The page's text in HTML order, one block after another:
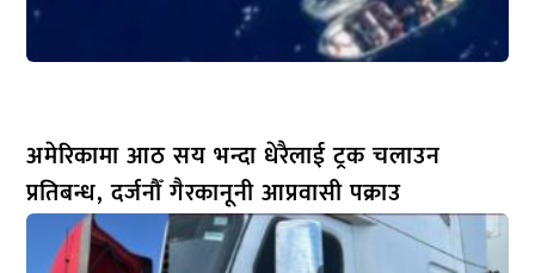
अमेरिकामा आठ सय भन्दा धेरैलाई ट्रक चलाउन
प्रतिबन्ध, दर्जनौँ गैरकानूनी आप्रवासी पक्राउ